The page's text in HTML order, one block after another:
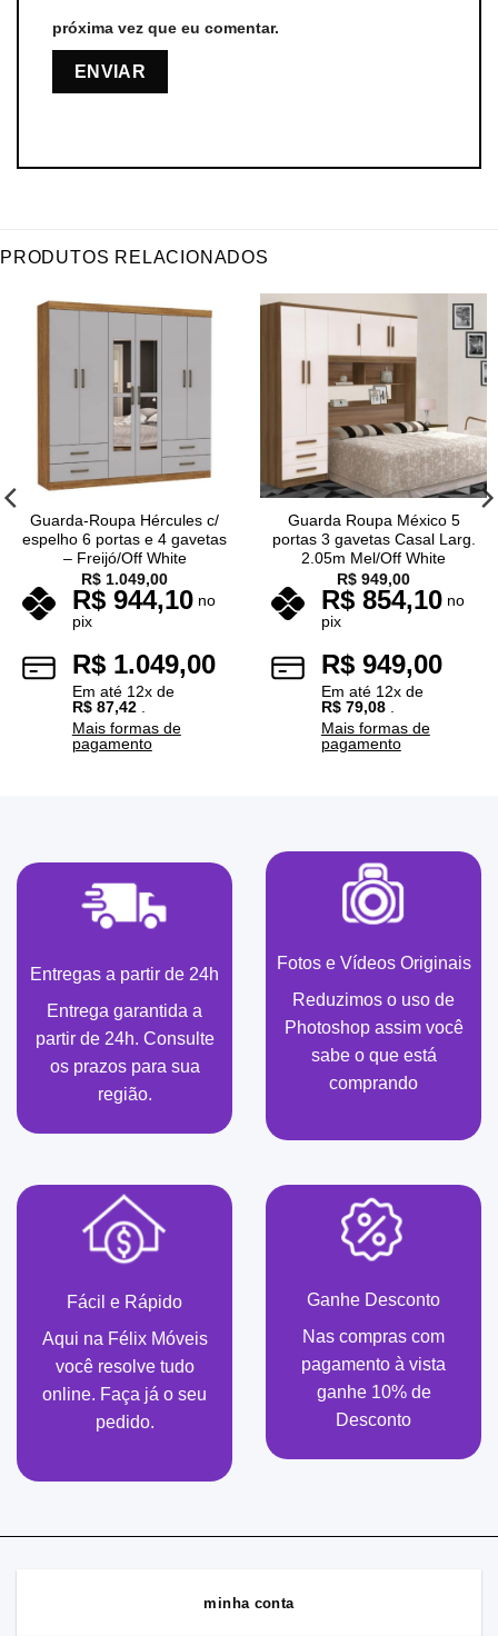
próxima vez que eu comentar.
PRODUTOS RELACIONADOS
Guarda-Roupa Hércules c/
espelho 6 portas e 4 gavetas
– Freijó/Off White
R$ 1.049,00
R$944,10 no
pix
R$1.049,00
Em até 12x de
R$87,42.
Mais formas de
pagamento
Guarda Roupa México 5
portas 3 gavetas Casal Larg.
2.05m Mel/Off White
R$ 949,00
R$854,10 no
pix
R$949,00
Em até 12x de
R$79,08.
Mais formas de
pagamento
Entregas a partir de 24h
Entrega garantida a
partir de 24h. Consulte
os prazos para sua
região.
Fotos e Vídeos Originais
Reduzimos o uso de
Photoshop assim você
sabe o que está
comprando
Fácil e Rápido
Aqui na Félix Móveis
você resolve tudo
online. Faça já o seu
pedido.
Ganhe Desconto
Nas compras com
pagamento à vista
ganhe 10% de
Desconto
minha conta